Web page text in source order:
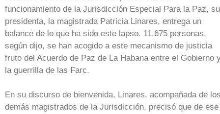
funcionamiento de la Jurisdicción Especial Para la Paz, su
presidenta, la magistrada Patricia Linares, entrega un
balance de lo que ha sido este lapso. 11.675 personas,
según dijo, se han acogido a este mecanismo de justicia
fruto del Acuerdo de Paz de La Habana entre el Gobierno
la guerrilla de las Farc.
En su discurso de bienvenida, Linares, acompañada de
demás magistrados de la Jurisdicción, precisó que de ese